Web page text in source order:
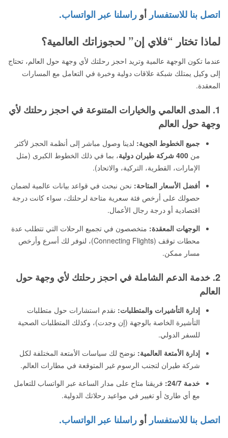
اتصل بنا للاستفسار أو راسلنا عبر الواتساب.
لماذا تختار “فلاي إن” لحجوزاتك العالمية؟
عندما تكون الوجهة عالمية وتريد احجز رحلتك لأي وجهة حول العالم، تحتاج
إلى وكيل يمتلك شبكة علاقات دولية وخبرة في التعامل مع المسارات
المعقدة.
1. المدى العالمي والخيارات المتنوعة في احجز رحلتك لأي
وجهة حول العالم
جميع الخطوط الجوية: لدينا وصول مباشر إلى أنظمة الحجز لأكثر
من 400 شركة طيران دولية
، بما في ذلك الخطوط الكبرى (مثل
الإمارات، القطرية، التركية، والاتحاد).
أفضل الأسعار المتاحة: نحن نبحث في قواعد بيانات عالمية لضمان
حصولك على أرخص فئة سعرية متاحة لرحلتك، سواء كانت درجة
اقتصادية أو درجة رجال الأعمال.
الوجهات المعقدة: متخصصون في تجميع الرحلات التي تتطلب عدة
محطات توقف (Connecting Flights)، لنوفر لك أسرع وأرخص
مسار ممكن.
2. خدمة الدعم الشاملة في احجز رحلتك لأي وجهة حول
العالم
إدارة التأشيرات والمتطلبات: نقدم استشارات حول متطلبات
التأشيرة الخاصة بالوجهة (إن وجدت)، وكذلك المتطلبات الصحية
للسفر الدولي.
إدارة الأمتعة العالمية: نوضح لك سياسات الأمتعة المختلفة لكل
شركة طيران لتجنب الرسوم غير المتوقعة في مطارات العالم.
خدمة 24/7:
فريقنا متاح على مدار الساعة عبر الواتساب للتعامل
مع أي طارئ أو تغيير في مواعيد رحلاتك الدولية.
اتصل بنا للاستفسار أو راسلنا عبر الواتساب.